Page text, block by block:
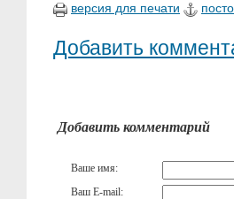
версия для печати
Добавить
Добавить комментарий
Ваше имя:
Ваш E-mail: